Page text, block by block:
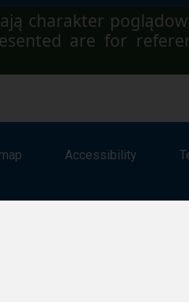
charakter
are for
Accessibility